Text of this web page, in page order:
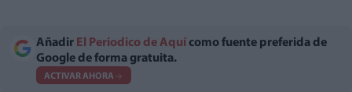
Añadir El Periodico de Aquí como fuente preferida de
Google de forma gratuita.
ACTIVAR AHORA